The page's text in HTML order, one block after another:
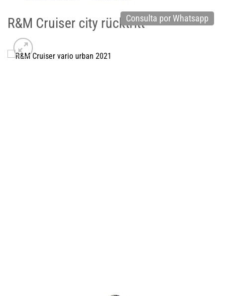
R&M Cruiser city rücktrittConsulta por Whatsapp